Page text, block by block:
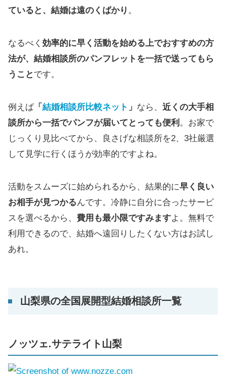
ていると、結婚は遠のくばかり 。
なるべく 効率的に早く活動を始める上でおすすめの方
法が、結婚相談所のパンフレットを一括で送ってもら
うこと です。
例えば「 結婚相談所比較ネット 」 なら、 近くの大手相
談所から一括でパンフが届いてとっても便利 。お家で
じっくり見比べてから、良さげな相談所を2、3社厳選
して見学に行くほうが効率的ですよね。
活動をスムーズに始められるから、結果的に早く良い
お相手が見つかるんです。冷静に自分に合ったサービ
スを選べるから、 費用も最小限ですみますよ。無料で
利用できるので、結婚へ遠回りしたくない方はお試し
あれ。
山梨県の全国展開型結婚相談所一覧
ノッツェ.サテライト山梨